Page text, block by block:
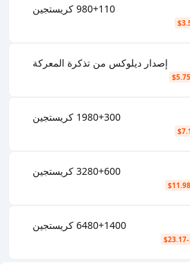
980+110 كريستجين
إصدار ديلوكس من تذكرة المعركة
1980+300 كريستجين
3280+600 كريستجين
6480+1400 كريستجين
-$23.17